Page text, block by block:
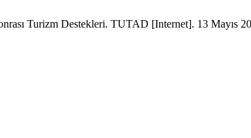
Turizm Destekleri. TUTAD [Internet]. 13